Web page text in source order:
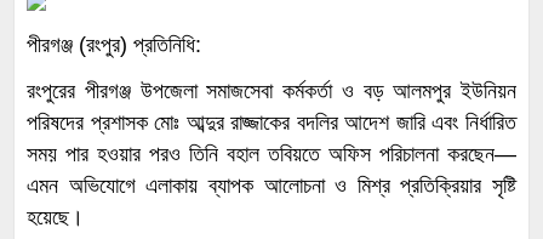
পীরগঞ্জ (রংপুর) প্রতিনিধি:
রংপুরের পীরগঞ্জ উপজেলা সমাজসেবা কর্মকর্তা ও বড় আলমপুর ইউনিয়ন
পরিষদের প্রশাসক মোঃ আব্দুর রাজ্জাকের বদলির আদেশ জারি এবং নির্ধারিত
সময় পার হওয়ার পরও তিনি বহাল তবিয়তে অফিস পরিচালনা করছেন—
এমন অভিযোগে এলাকায় ব্যাপক আলোচনা ও মিশ্র প্রতিক্রিয়ার সৃষ্টি
হয়েছে।